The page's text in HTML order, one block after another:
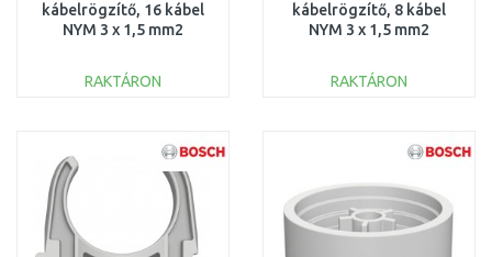
kábelrögzítő, 16 kábel
NYM 3 x 1,5 mm2
RAKTÁRON
Összehasonlítás
kábelrögzítő, 8 kábel
NYM 3 x 1,5 mm2
RAKTÁRON
Összehasonlítás